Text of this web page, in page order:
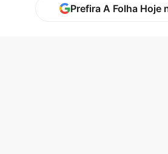
Prefira A Folha Hoje